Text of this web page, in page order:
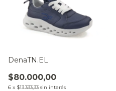
DenaTN.EL
$80.000,00
6 x $13.333,33 sin interés